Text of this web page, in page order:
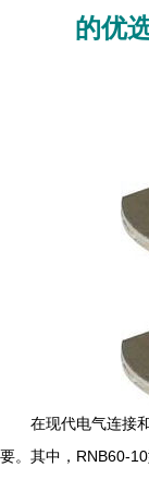
的优
在现代电气连接
要。其中，RNB60-